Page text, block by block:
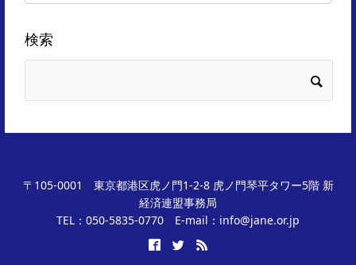
検索
〒105-0001 東京都港区虎ノ門1-2-8 虎ノ門琴平タワー5階 新
経済連盟事務局
TEL：050-5835-0770 E-mail：info@jane.or.jp